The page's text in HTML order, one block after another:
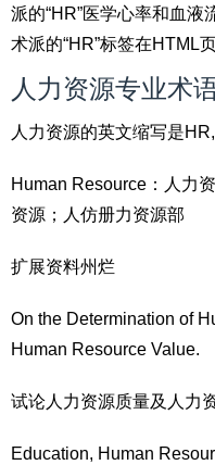
派的“HR”医学心率和血
术派的“HR”标签在HTML
人力资源专业术
人力资源的英文缩写是HR,
Human Resource：人力
资源；人仿册力资源部
扩展资料州烂
On the Determination of
Human Resource Value.
试论人力资源质量及人力
Education, Human